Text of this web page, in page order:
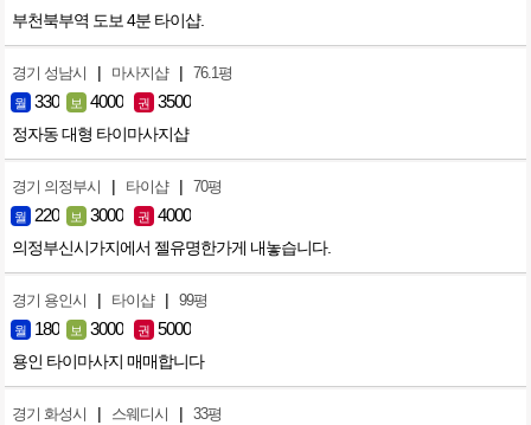
부천북부역 도보 4분 타이샵.
경기 성남시 | 마사지샵 | 76.1평
월 330 보 4000 권 3500
정자동 대형 타이마사지샵
경기 의정부시 | 타이샵 | 70평
월 220 보 3000 권 4000
의정부신시가지에서 젤유명한가게 내놓습니다.
경기 용인시 | 타이샵 | 99평
월 180 보 3000 권 5000
용인 타이마사지 매매합니다
경기 화성시 | 스웨디시 | 33평